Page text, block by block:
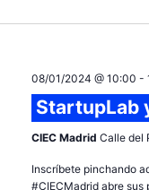
08/01/2024 @ 10:00 -
StartupLab
CIEC Madrid Calle del
Inscríbete pinchando
#CIECMadrid abre sus